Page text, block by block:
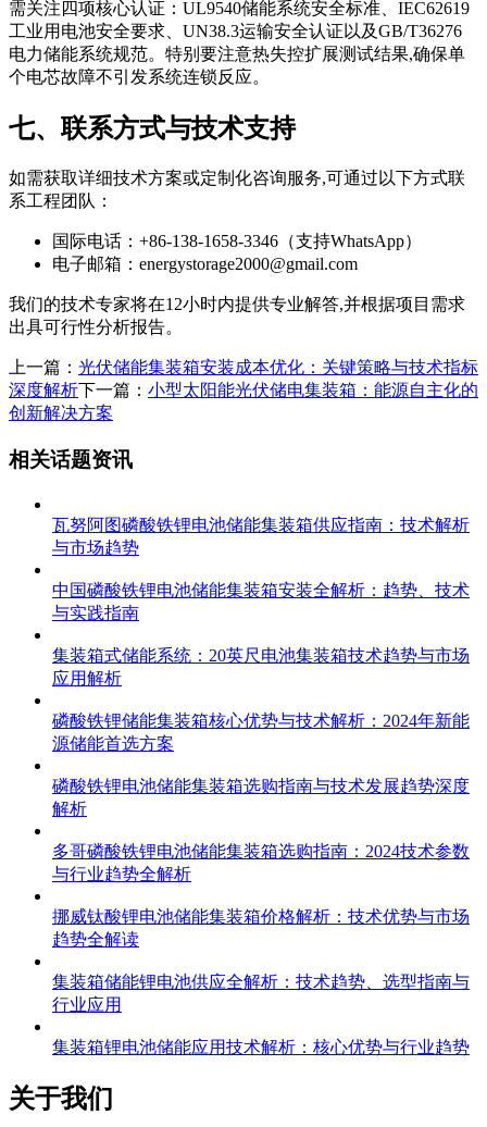
需关注四项核心认证：UL9540储能系统安全标准、IEC62619
工业用电池安全要求、UN38.3运输安全认证以及GB/T36276
电力储能系统规范。特别要注意热失控扩展测试结果,确保单
个电芯故障不引发系统连锁反应。
七、联系方式与技术支持
如需获取详细技术方案或定制化咨询服务,可通过以下方式联
系工程团队：
国际电话：+86-138-1658-3346（支持WhatsApp）
电子邮箱： energystorage2000@gmail.com
我们的技术专家将在12小时内提供专业解答,并根据项目需求
出具可行性分析报告。
上一篇： 光伏储能集装箱安装成本优化：关键策略与技术指标
深度解析下一篇： 小型太阳能光伏储电集装箱：能源自主化的
创新解决方案
相关话题资讯
瓦努阿图磷酸铁锂电池储能集装箱供应指南：技术解析
与市场趋势
中国磷酸铁锂电池储能集装箱安装全解析：趋势、技术
与实践指南
集装箱式储能系统：20英尺电池集装箱技术趋势与市场
应用解析
磷酸铁锂储能集装箱核心优势与技术解析：2024年新能
源储能首选方案
磷酸铁锂电池储能集装箱选购指南与技术发展趋势深度
解析
多哥磷酸铁锂电池储能集装箱选购指南：2024技术参数
与行业趋势全解析
挪威钛酸锂电池储能集装箱价格解析：技术优势与市场
趋势全解读
集装箱储能锂电池供应全解析：技术趋势、选型指南与
行业应用
集装箱锂电池储能应用技术解析：核心优势与行业趋势
关于我们